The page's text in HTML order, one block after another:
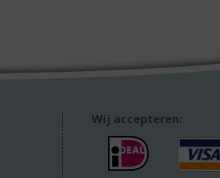
Wij accepteren: